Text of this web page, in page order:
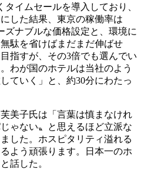
イムセールを導入しており、
した結果、東京の稼働率は
ズナブルな価格設定と、環境に
駄を省けばまだまだ伸ばせ
指すが、その3倍でも選んでい
わが国のホテルは当社のよう
ていく」と、約30分にわたっ
美子氏は「言葉は慎まなけれ
ゃない〟と思えるほど立派な
した。ホスピタリティ溢れる
よう頑張ります。日本一のホ
話した。